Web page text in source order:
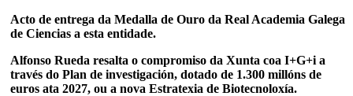
Acto de entrega da Medalla de Ouro da Real Academia Galega
de Ciencias a esta entidade.
Alfonso Rueda resalta o compromiso da Xunta coa I+G+i a
través do Plan de investigación, dotado de 1.300 millóns de
euros ata 2027, ou a nova Estratexia de Biotecnoloxía.